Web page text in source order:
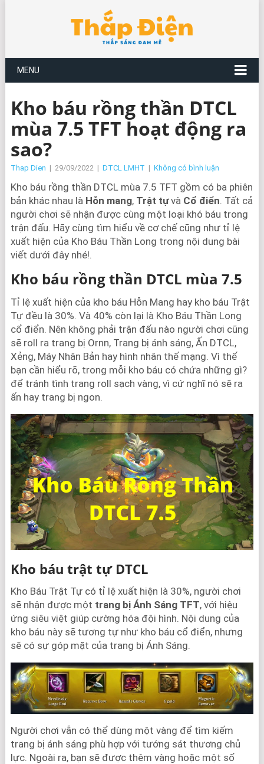
MENU
Kho báu rồng thần DTCL
mùa 7.5 TFT hoạt động ra
sao?
Thap Dien | 29/09/2022 | DTCL LMHT | Không có bình luận
Kho báu rồng thần DTCL mùa 7.5 TFT gồm có ba phiên
bản khác nhau là Hỗn mang, Trật tựvà Cổ điển. Tất cả
người chơi sẽ nhận được cùng một loại khó báu trong
trận đấu. Hãy cùng tìm hiểu về cơ chế cũng như tỉ lệ
xuất hiện của Kho Báu Thần Long trong nội dung bài
viết dưới đây nhé!.
Kho báu rồng thần DTCL mùa 7.5
Tỉ lệ xuất hiện của kho báu Hỗn Mang hay kho báu Trật
Tự đều là 30%. Và 40% còn lại là Kho Báu Thần Long
cổ điển. Nên không phải trận đấu nào người chơi cũng
sẽ roll ra trang bị Ornn, Trang bị ánh sáng, Ấn DTCL,
Xẻng, Máy Nhân Bản hay hình nhân thế mạng. Vì thế
bạn cần hiểu rõ, trong mỗi kho báu có chứa những gì?
để tránh tình trang roll sạch vàng, vì cứ nghĩ nó sẽ ra
ấn hay trang bị ngon.
Kho báu trật tự DTCL
Kho Báu Trật Tự có tỉ lệ xuất hiện là 30%, người chơi
sẽ nhận được một trang bị Ánh Sáng TFT, với hiệu
ứng siêu việt giúp cường hóa đội hình. Nội dung của
kho báu này sẽ tương tự như kho báu cổ điển, nhưng
sẽ có sự góp mặt của trang bị Ánh Sáng.
Người chơi vẫn có thể dùng một vàng để tìm kiếm
trang bị ánh sáng phù hợp với tướng sát thương chủ
lực. Ngoài ra, bạn sẽ được thêm vàng hoặc một số